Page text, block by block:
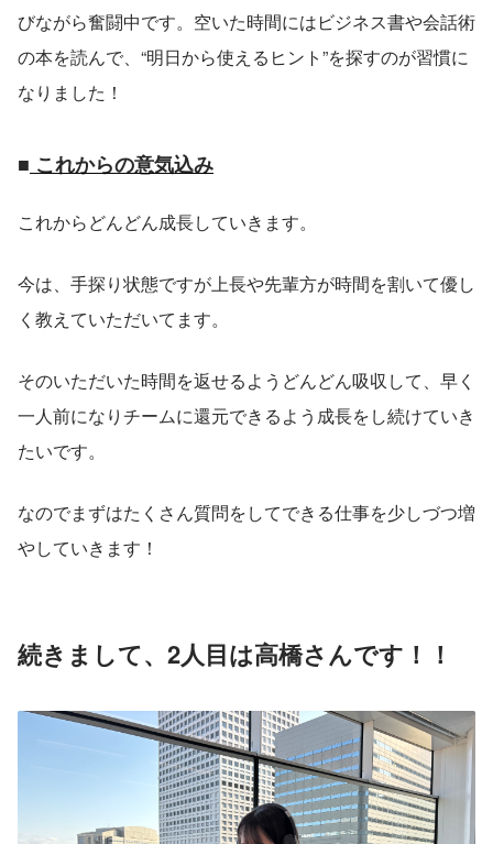
びながら奮闘中です。空いた時間にはビジネス書や会話術
の本を読んで、“明日から使えるヒント”を探すのが習慣に
なりました！
■ これからの意気込み
これからどんどん成長していきます。
今は、手探り状態ですが上長や先輩方が時間を割いて優し
く教えていただいてます。
そのいただいた時間を返せるようどんどん吸収して、早く
一人前になりチームに還元できるよう成長をし続けていき
たいです。
なのでまずはたくさん質問をしてできる仕事を少しづつ増
やしていきます！
続きまして、2人目は高橋さんです！！